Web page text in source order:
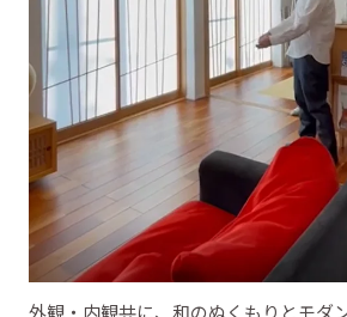
外観・内観共に、和のぬくもりとモダ